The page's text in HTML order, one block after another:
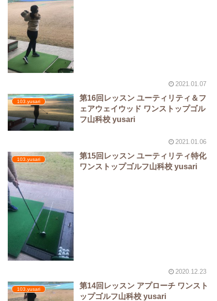
2021.01.07
103.yusari
第16回レッスン ユーティリティ＆フ
ェアウェイウッド ワンストップゴル
フ山科校 yusari
2021.01.06
103.yusari
第15回レッスン ユーティリティ特化
ワンストップゴルフ山科校 yusari
2020.12.23
103.yusari
第14回レッスン アプローチ ワンスト
ップゴルフ山科校 yusari